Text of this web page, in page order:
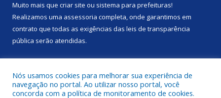
Muito mais que criar site ou sistema para prefeituras!
Realizamos uma assessoria completa, onde garantimos em
contrato que todas as exigências das leis de transparência
pública serão atendidas.
Nós usamos cookies para melhorar sua experiência de
navegação no portal. Ao utilizar nosso portal, você
concorda com a política de monitoramento de cookies.